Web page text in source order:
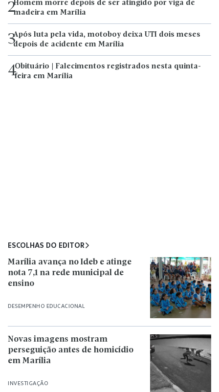
2Homem morre depois de ser atingido por viga de
madeira em Marília
3Após luta pela vida, motoboy deixa UTI dois meses
depois de acidente em Marília
4Obituário | Falecimentos registrados nesta quinta-
feira em Marília
ESCOLHAS DO EDITOR
DESEMPENHO EDUCACIONAL
Marília avança no Ideb e atinge
nota 7,1 na rede municipal de
ensino
INVESTIGAÇÃO
Novas imagens mostram
perseguição antes de homicídio
em Marília